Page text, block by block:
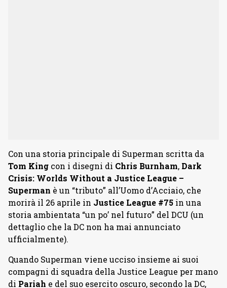
Con una storia principale di Superman scritta da
Tom King con i disegni di Chris Burnham, Dark
Crisis: Worlds Without a Justice League –
Superman è un “tributo” all’Uomo d’Acciaio, che
morirà il 26 aprile in Justice League #75 in una
storia ambientata “un po’ nel futuro” del DCU (un
dettaglio che la DC non ha mai annunciato
ufficialmente).
Quando Superman viene ucciso insieme ai suoi
compagni di squadra della Justice League per mano
di Pariah e del suo esercito oscuro, secondo la DC,